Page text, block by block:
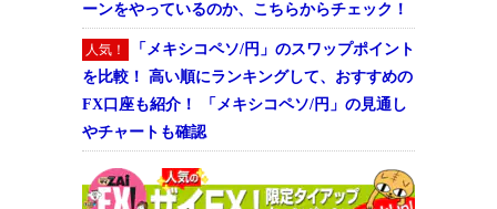
ーンをやっているのか、こちらからチェック！
人気！
「メキシコペソ/円」のスワップポイント
を比較！ 高い順にランキングして、おすすめの
FX口座も紹介！ 「メキシコペソ/円」の見通し
やチャートも確認